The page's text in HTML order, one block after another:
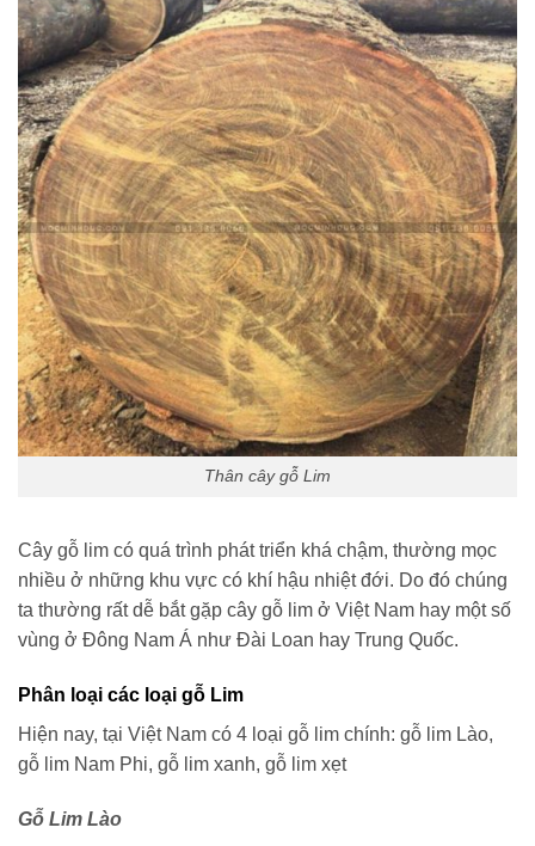
Thân cây gỗ Lim
Cây gỗ lim có quá trình phát triển khá chậm, thường mọc
nhiều ở những khu vực có khí hậu nhiệt đới. Do đó chúng
ta thường rất dễ bắt gặp cây gỗ lim ở Việt Nam hay một số
vùng ở Đông Nam Á như Đài Loan hay Trung Quốc.
Phân loại các loại gỗ Lim
Hiện nay, tại Việt Nam có 4 loại gỗ lim chính: gỗ lim Lào,
gỗ lim Nam Phi, gỗ lim xanh, gỗ lim xẹt
Gỗ Lim Lào